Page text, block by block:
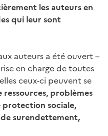
les auteurs en
qui leur sont
auteurs a été ouvert –
en charge de toutes
ceux-ci peuvent se
problèmes
protection sociale,
surendettement,